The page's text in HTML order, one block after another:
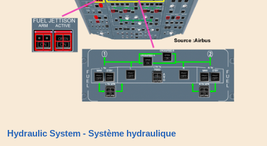
Hydraulic System - Système hydraulique